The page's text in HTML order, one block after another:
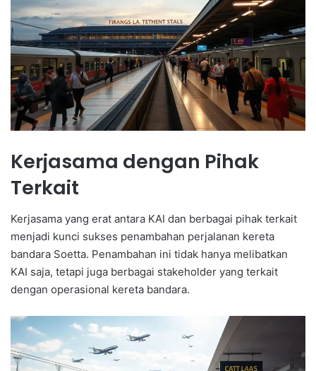
Kerjasama dengan Pihak
Terkait
Kerjasama yang erat antara KAI dan berbagai pihak terkait
menjadi kunci sukses penambahan perjalanan kereta
bandara Soetta. Penambahan ini tidak hanya melibatkan
KAI saja, tetapi juga berbagai stakeholder yang terkait
dengan operasional kereta bandara.